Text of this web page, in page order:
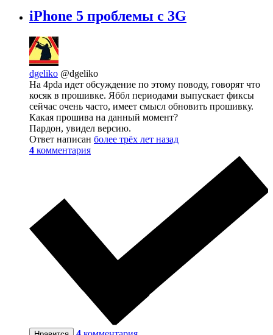
iPhone 5 проблемы с 3G
dgeliko @dgeliko
На 4pda идет обсуждение по этому поводу, говорят что
косяк в прошивке. Яббл периодами выпускает фиксы
сейчас очень часто, имеет смысл обновить прошивку.
Какая прошива на данный момент?
Пардон, увидел версию.
Ответ написан более трёх лет назад
4 комментария